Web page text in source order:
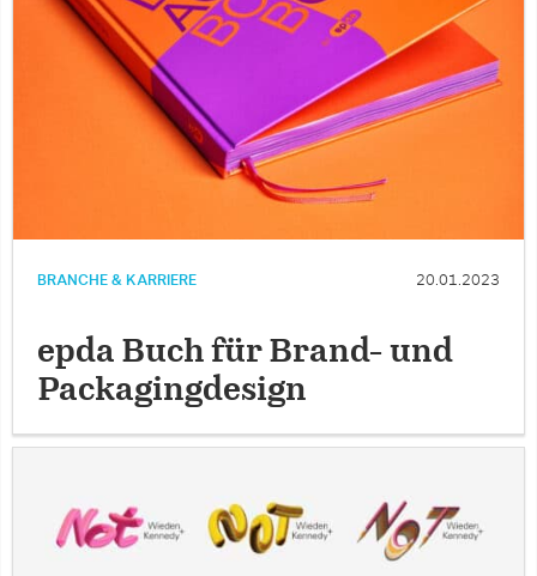
BRANCHE & KARRIERE 20.01.2023
epda Buch für Brand- und
Packagingdesign